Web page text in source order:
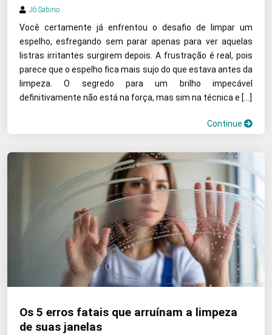
Jô Sabino
Você certamente já enfrentou o desafio de limpar um
espelho, esfregando sem parar apenas para ver aquelas
listras irritantes surgirem depois. A frustração é real, pois
parece que o espelho fica mais sujo do que estava antes da
limpeza. O segredo para um brilho impecável
definitivamente não está na força, mas sim na técnica e […]
Continue
Os 5 erros fatais que arruínam a limpeza
de suas janelas